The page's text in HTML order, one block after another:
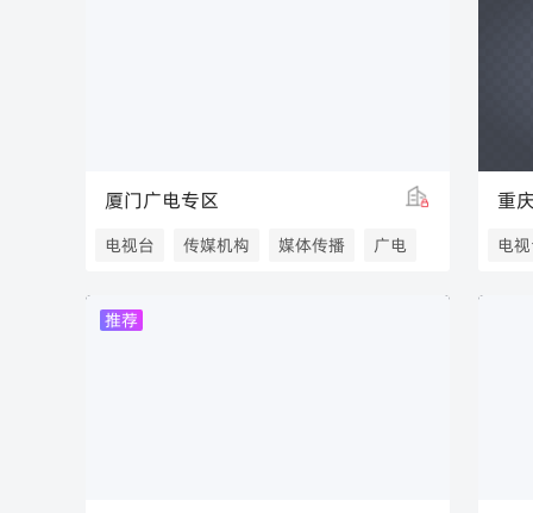
厦门广电专区
电视台 传媒机构 媒体传播
广电
重
电
推荐